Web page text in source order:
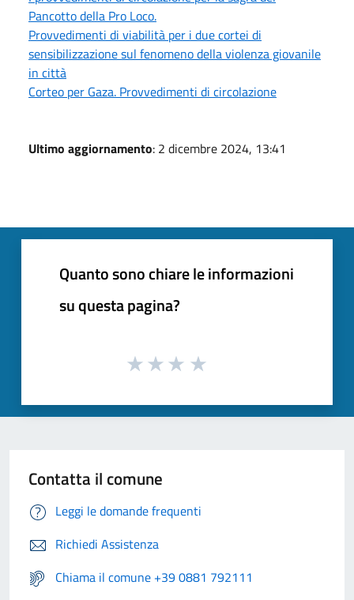
Pancotto della Pro Loco.
Provvedimenti di viabilità per i due cortei di
sensibilizzazione sul fenomeno della violenza giovanile
in città
Corteo per Gaza. Provvedimenti di circolazione
Ultimo aggiornamento: 2 dicembre 2024, 13:41
Quanto sono chiare le informazioni
su questa pagina?
Contatta il comune
Leggi le domande frequenti
Richiedi Assistenza
Chiama il comune +39 0881 792111